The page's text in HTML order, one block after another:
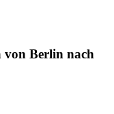
von Berlin nach